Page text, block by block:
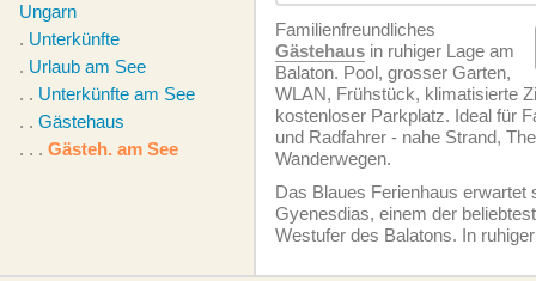
Ungarn
. Unterkünfte
. Urlaub am See
. . Unterkünfte am See
. . Gästehaus
. . . Gästeh. am See
Familien­freundliches
Gästehaus in ruhiger Lage am
Balaton. Pool, grosser Garten,
WLAN, Frühstück, klimatisierte
kostenloser Parkplatz. Ideal für
und Radfahrer - nahe Strand,
Wanderwegen.
Das Blaues Ferienhaus erwartet
Gyenesdias, einem der
Westufer des Balatons. In